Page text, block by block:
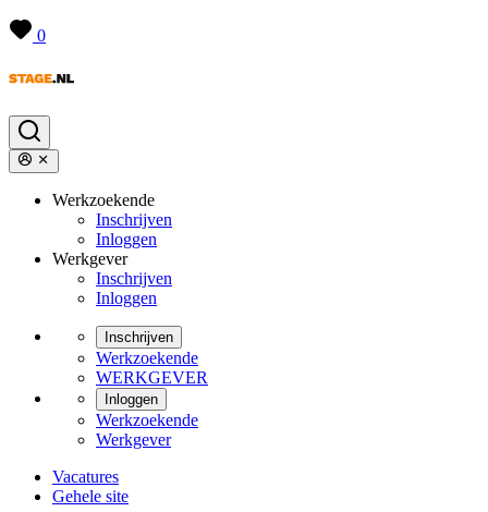
0
Werkzoekende
Inschrijven
Inloggen
Werkgever
Inschrijven
Inloggen
Inschrijven
Werkzoekende
WERKGEVER
Inloggen
Werkzoekende
Werkgever
Vacatures
Gehele site